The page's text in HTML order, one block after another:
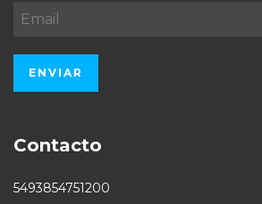
Contacto
5493854751200